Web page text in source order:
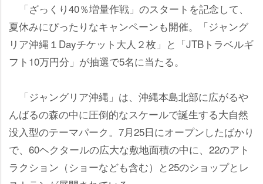
「ざっくり40％増量作戦」のスタートを記念して、
夏休みにぴったりなキャンペーンも開催。「ジャング
リア沖縄１Dayチケット大人２枚」と「JTBトラベルギ
フト10万円分」が抽選で5名に当たる。
「ジャングリア沖縄」は、沖縄本島北部に広がる
んばるの森の中に圧倒的なスケールで誕生する大自然
没入型のテーマパーク。7月25日にオープンしたばかり
で、60ヘクタールの広大な敷地面積の中に、22のアト
ラクション（ショーなども含む）と25のショップとレ